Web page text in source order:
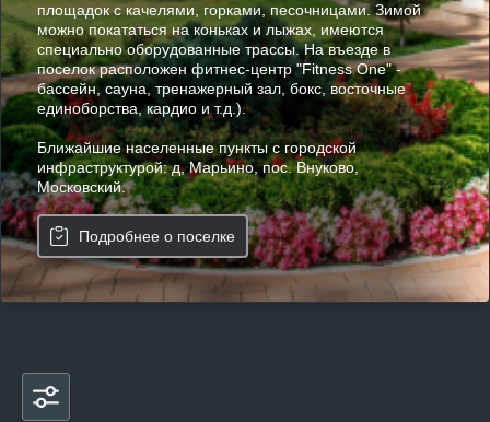
площадок с качелями, горками, песочницами. Зимой
можно покататься на коньках и лыжах, имеются
специально оборудованные трассы. На въезде в
поселок расположен фитнес-центр "Fitness One" -
бассейн, сауна, тренажерный зал, бокс, восточные
единоборства, кардио и т.д.).
Ближайшие населенные пункты с городской
инфраструктурой: д, Марьино, пос. Внуково,
Московский.
Подробнее о поселке